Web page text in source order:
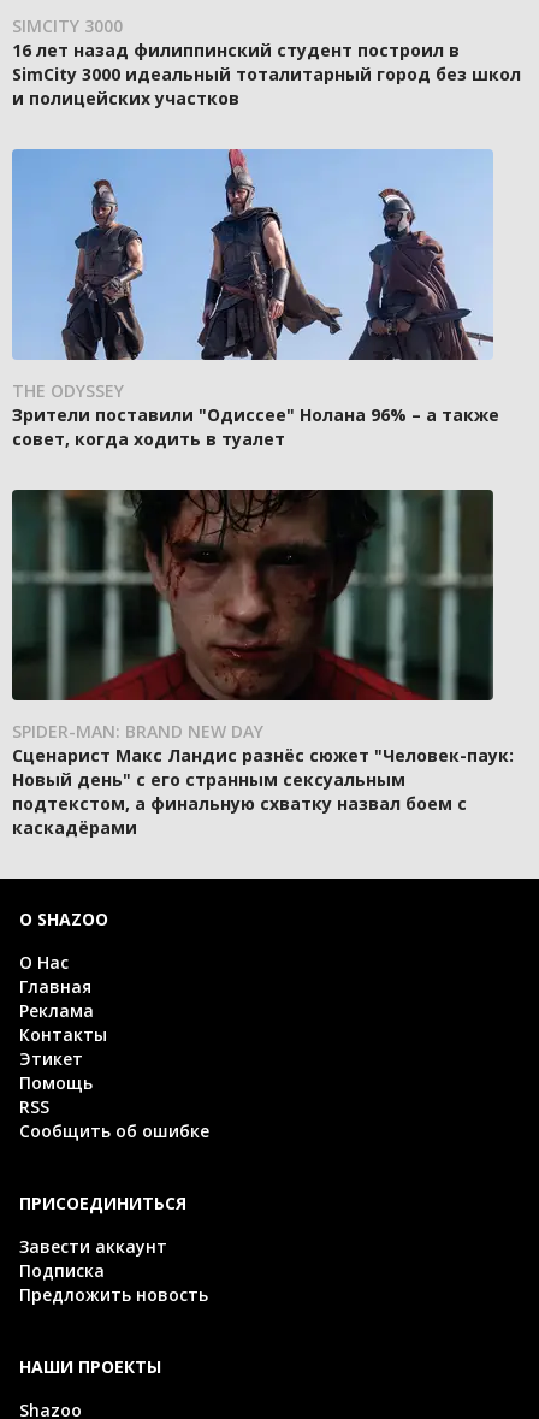
SIMCITY 3000
16 лет назад филиппинский студент построил в
SimCity 3000 идеальный тоталитарный город без школ
и полицейских участков
THE ODYSSEY
Зрители поставили "Одиссее" Нолана 96% – а также
совет, когда ходить в туалет
SPIDER-MAN: BRAND NEW DAY
Сценарист Макс Ландис разнёс сюжет "Человек-паук:
Новый день" с его странным сексуальным
подтекстом, а финальную схватку назвал боем с
каскадёрами
О SHAZOO
О Нас
Главная
Реклама
Контакты
Этикет
Помощь
RSS
Сообщить об ошибке
ПРИСОЕДИНИТЬСЯ
Завести аккаунт
Подписка
Предложить новость
НАШИ ПРОЕКТЫ
Shazoo